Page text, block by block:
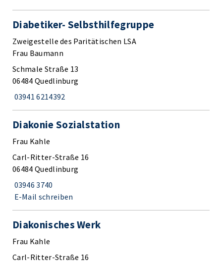
Diabetiker- Selbsthilfegruppe
Zweigestelle des Paritätischen LSA
Frau Baumann
Schmale Straße 13
06484 Quedlinburg
03941 6214392
Diakonie Sozialstation
Frau Kahle
Carl-Ritter-Straße 16
06484 Quedlinburg
03946 3740
E-Mail schreiben
Diakonisches Werk
Frau Kahle
Carl-Ritter-Straße 16